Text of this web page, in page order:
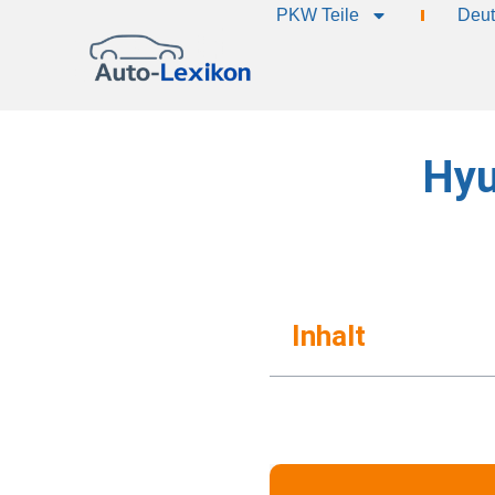
PKW Teile
Inhalt